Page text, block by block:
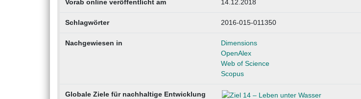
Vorab online veröffentlicht am 14.12.2018
Schlagwörter 2016-015-011350
Nachgewiesen in
Dimensions
OpenAlex
Web of Science
Scopus
Globale Ziele für nachhaltige Entwicklung